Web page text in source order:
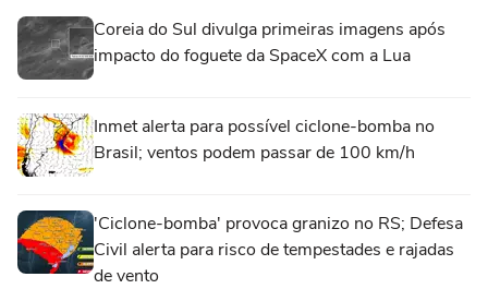
Coreia do Sul divulga primeiras imagens após
impacto do foguete da SpaceX com a Lua
Inmet alerta para possível ciclone-bomba no
Brasil; ventos podem passar de 100 km/h
'Ciclone-bomba' provoca granizo no RS; Defesa
Civil alerta para risco de tempestades e rajadas
de vento